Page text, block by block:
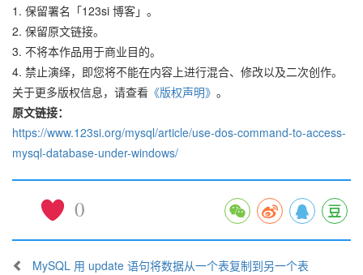
1. 保留署名「123si 博客」。
2. 保留原文链接。
3. 不将本作品用于商业目的。
4. 禁止演绎，即您将不能在内容上进行混合、修改以及二次创作。
关于更多版权信息，请查看 《版权声明》 。
原文链接：
https://www.123si.org/mysql/article/use-dos-command-to-access-
mysql-database-under-windows/
0
MySQL 用 update 语句将数据从一个表复制到另一个表